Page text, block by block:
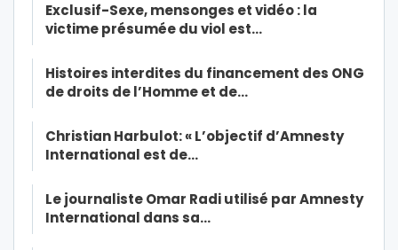
Exclusif-Sexe, mensonges et vidéo : la
victime présumée du viol est…
Histoires interdites du financement des ONG
de droits de l’Homme et de…
Christian Harbulot: « L’objectif d’Amnesty
International est de…
Le journaliste Omar Radi utilisé par Amnesty
International dans sa…